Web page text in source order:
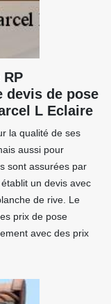
devis de pose
L Eclaire
la qualité de ses
aussi pour
sont assurées par
un devis avec
de rive. Le
prix de pose
avec des prix